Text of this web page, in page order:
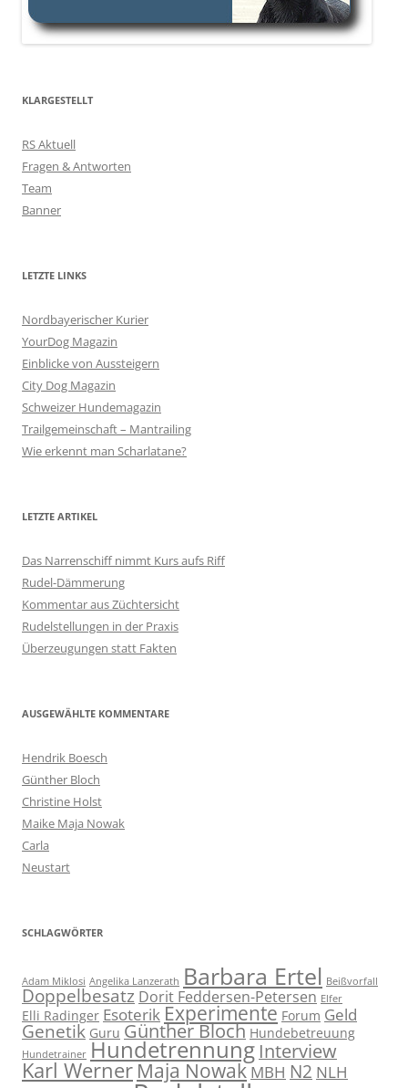
KLARGESTELLT
RS Aktuell
Fragen & Antworten
Team
Banner
LETZTE LINKS
Nordbayerischer Kurier
YourDog Magazin
Einblicke von Aussteigern
City Dog Magazin
Schweizer Hundemagazin
Trailgemeinschaft – Mantrailing
Wie erkennt man Scharlatane?
LETZTE ARTIKEL
Das Narrenschiff nimmt Kurs aufs Riff
Rudel-Dämmerung
Kommentar aus Züchtersicht
Rudelstellungen in der Praxis
Überzeugungen statt Fakten
AUSGEWÄHLTE KOMMENTARE
Hendrik Boesch
Günther Bloch
Christine Holst
Maike Maja Nowak
Carla
Neustart
SCHLAGWÖRTER
Adam Miklosi Angelika Lanzerath Barbara Ertel Beißvorfall
Doppelbesatz Dorit Feddersen-Petersen Elfer
Elli Radinger Esoterik Experimente Forum Geld
Genetik Guru Günther Bloch Hundebetreuung
Hundetrainer Hundetrennung Interview
Karl WernerMaja Nowak MBH N2 NLH